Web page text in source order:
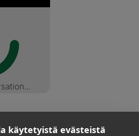
käytetyistä evästeistä